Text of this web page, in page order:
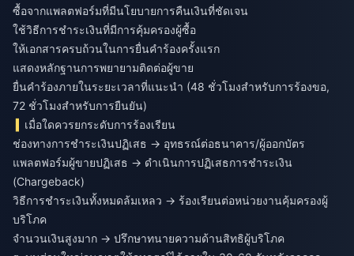
ซื้อจากแพลตฟอร์มที่มีนโยบายการคืนเงินที่ชัดเจน
ใช้วิธีการชำระเงินที่มีการคุ้มครองผู้ซื้อ
ให้เอกสารครบถ้วนในการยื่นคำร้องครั้งแรก
แสดงหลักฐานการพยายามติดต่อผู้ขาย
ยื่นคำร้องภายในระยะเวลาที่แนะนำ (48 ชั่วโมงสำหรับการร้องขอ,
72 ชั่วโมงสำหรับการยืนยัน)
เมื่อใดควรยกระดับการร้องเรียน
ช่องทางการชำระเงินปฏิเสธ → อุทธรณ์ต่อธนาคาร/ผู้ออกบัตร
แพลตฟอร์มผู้ขายปฏิเสธ → ดำเนินการปฏิเสธการชำระเงิน
(Chargeback)
วิธีการชำระเงินทั้งหมดล้มเหลว → ร้องเรียนต่อหน่วยงานคุ้มครองผู้
บริโภค
จำนวนเงินสูงมาก → ปรึกษาทนายความด้านสิทธิผู้บริโภค